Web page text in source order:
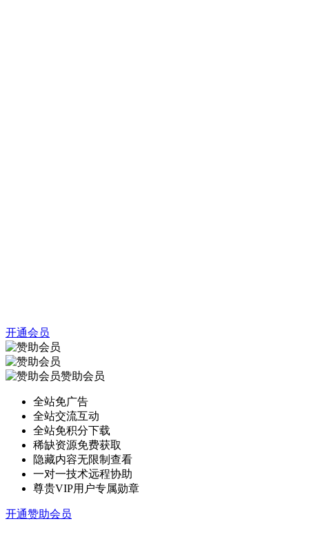
开通会员
赞助会员
全站免广告
全站交流互动
全站免积分下载
稀缺资源免费获取
隐藏内容无限制查看
一对一技术远程协助
尊贵VIP用户专属勋章
开通赞助会员